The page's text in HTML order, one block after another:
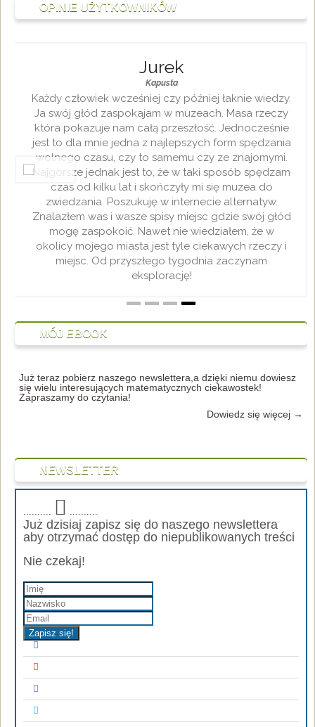
OPINIE UŻYTKOWNIKÓW
Jurek
Kapusta
Każdy człowiek wcześniej czy później łaknie wiedzy.
Ja swój głód zaspokajam w muzeach. Masa rzeczy
która pokazuje nam całą przeszłość. Jednocześnie
jest to dla mnie jedna z najlepszych form spędzania
wolnego czasu, czy to samemu czy ze znajomymi.
Najgorsze jednak jest to, że w taki sposób spędzam
czas od kilku lat i skończyły mi się muzea do
zwiedzania. Poszukuję w internecie alternatyw.
Znalazłem was i wasze spisy miejsc gdzie swój głód
mogę zaspokoić. Nawet nie wiedziałem, że w
okolicy mojego miasta jest tyle ciekawych rzeczy i
miejsc. Od przyszłego tygodnia zaczynam
eksplorację!
MÓJ EBOOK
Już teraz pobierz naszego newslettera,a dzięki niemu dowiesz
się wielu interesujących matematycznych ciekawostek!
Zapraszamy do czytania!
Dowiedz się więcej →
NEWSLETTER
Już dzisiaj zapisz się do naszego newslettera
aby otrzymać dostęp do niepublikowanych treści
Nie czekaj!
Zapisz się!